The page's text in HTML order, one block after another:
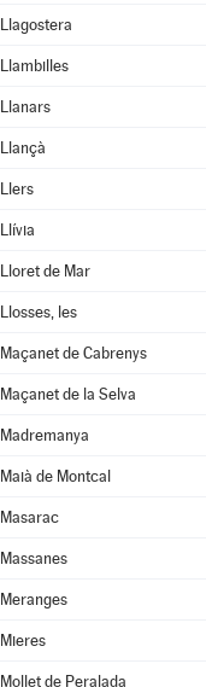
Llagostera
Llambilles
Llanars
Llançà
Llers
Llívia
Lloret de Mar
Llosses, les
Maçanet de Cabrenys
Maçanet de la Selva
Madremanya
Maià de Montcal
Masarac
Massanes
Meranges
Mieres
Mollet de Peralada